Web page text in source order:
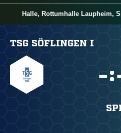
Halle, Rottumhalle Laupheim,
TSG SÖFLINGEN I
: